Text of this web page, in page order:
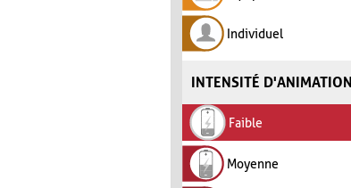
Individuel
INTENSITÉ D'ANIMATION
Faible
Moyenne